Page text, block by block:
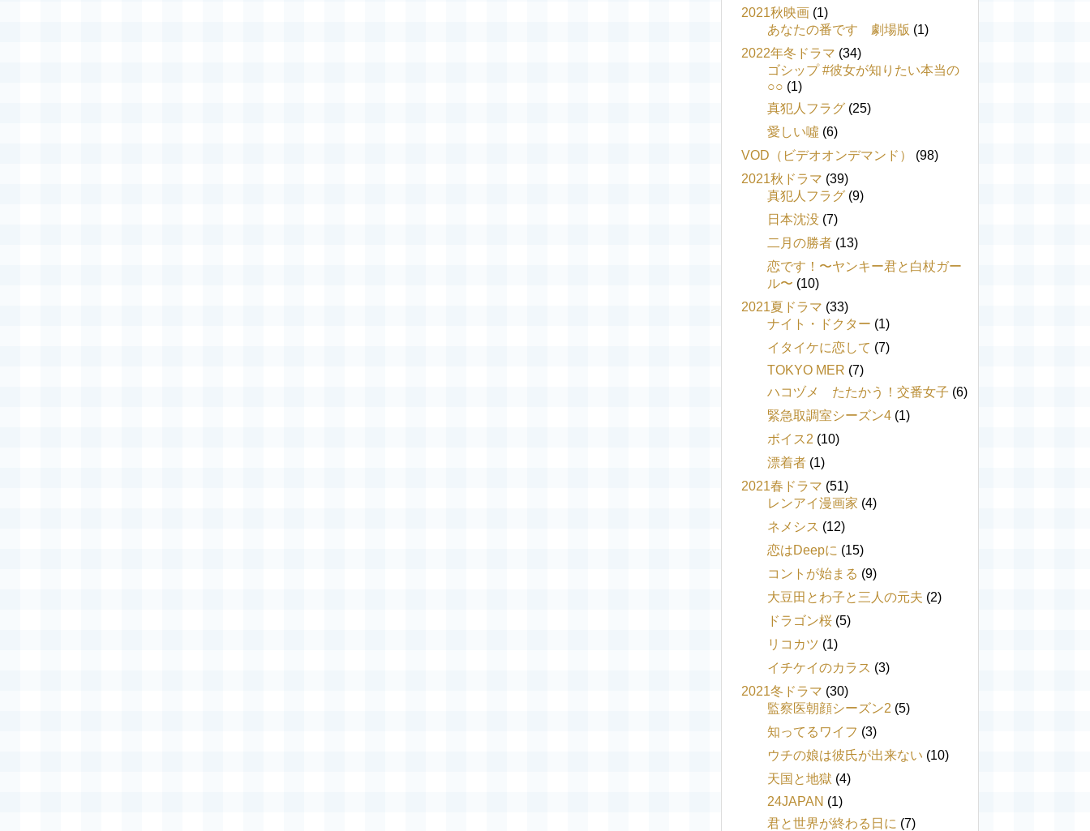
2021秋映画 (1)
あなたの番です 劇場版 (1)
2022年冬ドラマ (34)
ゴシップ #彼女が知りたい本当の
○○ (1)
真犯人フラグ (25)
愛しい噓 (6)
VOD（ビデオオンデマンド）
(98)
2021秋ドラマ (39)
真犯人フラグ (9)
日本沈没 (7)
二月の勝者 (13)
恋です！〜ヤンキー君と白杖ガー
ル〜 (10)
2021夏ドラマ (33)
ナイト・ドクター (1)
イタイケに恋して (7)
TOKYO MER (7)
ハコヅメ たたかう！交番女子 (6)
緊急取調室シーズン4 (1)
ボイス2 (10)
漂着者 (1)
2021春ドラマ (51)
レンアイ漫画家 (4)
ネメシス (12)
恋はDeepに (15)
コントが始まる (9)
大豆田とわ子と三人の元夫 (2)
ドラゴン桜 (5)
リコカツ (1)
イチケイのカラス (3)
2021冬ドラマ (30)
監察医朝顔シーズン2 (5)
知ってるワイフ (3)
ウチの娘は彼氏が出来ない (10)
天国と地獄 (4)
24JAPAN (1)
君と世界が終わる日に (7)